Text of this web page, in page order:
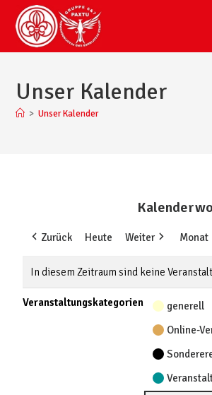
Unser Kalender
> Unser Kalender
Zurück Heute Weiter Monat
In diesem Zeitraum sind keine
Veranstaltungskategorien generell
Online-